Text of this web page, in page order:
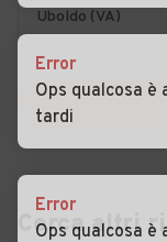
Lounge
Uboldo (VA)
Cerca altri
Error
Ops qualcosa è
tardi
Error
Ops qualcosa è